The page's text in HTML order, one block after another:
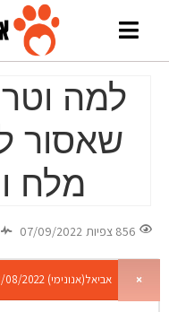
למה
שאסור
מלח
856 צפיות 07/09/2022
אביאל(אנונימי) 08/2022